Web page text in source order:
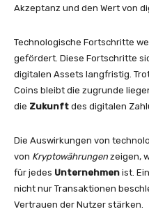
Akzeptanz und den Wert von
Technologische Fortschritte
gefördert. Diese Fortschritte
digitalen Assets langfristig.
Coins bleibt die zugrunde
die Zukunft des digitalen
Die Auswirkungen von
von Kryptowährungen zeigen,
für jedes Unternehmen ist.
nicht nur Transaktionen
Vertrauen der Nutzer stärken.